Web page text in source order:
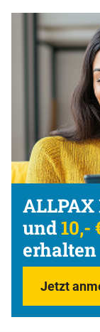
und10,-
erhalten
Jetzt